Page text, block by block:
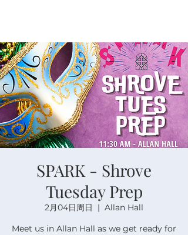
SPARK - Shrove
Tuesday Prep
2月04日周日
  |
Allan Hall
Meet us in Allan Hall as we get ready for